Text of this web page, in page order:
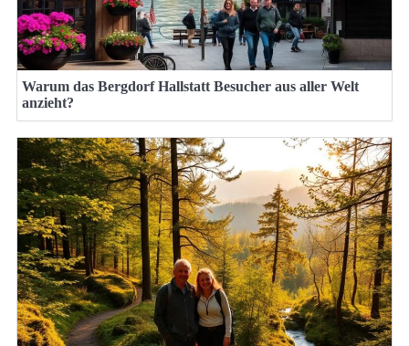
Warum das Bergdorf Hallstatt Besucher aus aller Welt
anzieht?